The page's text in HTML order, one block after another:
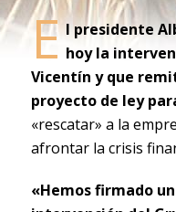
E l presidente
hoy la
Vicentín y que
proyecto de ley
«rescatar» a la
afrontar la crisis
«Hemos firmado